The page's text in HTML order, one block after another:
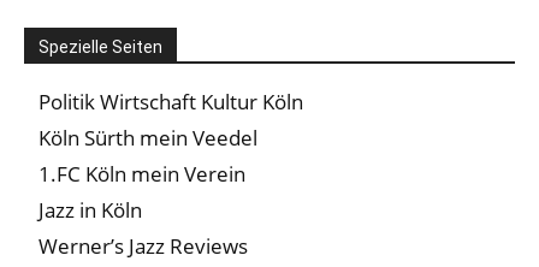
Spezielle Seiten
Politik Wirtschaft Kultur Köln
Köln Sürth mein Veedel
1.FC Köln mein Verein
Jazz in Köln
Werner’s Jazz Reviews